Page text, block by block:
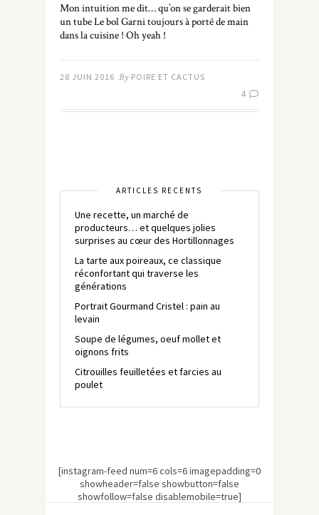
Mon intuition me dit… qu’on se garderait bien
un tube Le bol Garni toujours à porté de main
dans la cuisine ! Oh yeah !
28 JUIN 2016 By POIRE ET CACTUS
4
ARTICLES RÉCENTS
Une recette, un marché de
producteurs… et quelques jolies
surprises au cœur des Hortillonnages
La tarte aux poireaux, ce classique
réconfortant qui traverse les
générations
Portrait Gourmand Cristel : pain au
levain
Soupe de légumes, oeuf mollet et
oignons frits
Citrouilles feuilletées et farcies au
poulet
[instagram-feed num=6 cols=6 imagepadding=0
showheader=false showbutton=false
showfollow=false disablemobile=true]